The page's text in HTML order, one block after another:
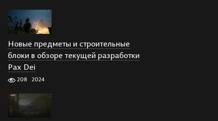
Новые предметы и строительные
блоки в обзоре текущей разработки
Pax Dei
208 2024